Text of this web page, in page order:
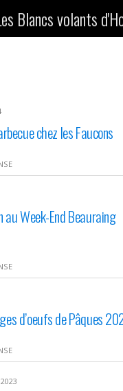
Blancs volants
chez les Faucons
au Week-End Beauraing
d’oeufs de Pâques